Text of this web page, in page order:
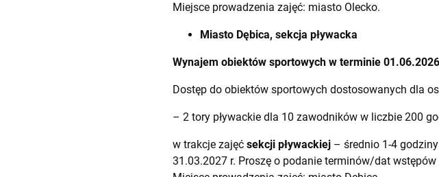
Miejsce prowadzenia zajęć: miasto Olecko.
Miasto Dębica, sekcja pływacka
Wynajem obiektów sportowych w terminie
Dostęp do obiektów sportowych dostosowanych dla
– 2 tory pływackie dla 10 zawodników w liczbie 200
w trakcje zajęć sekcji pływackiej – średnio 1-4
31.03.2027 r. Proszę o podanie terminów/dat